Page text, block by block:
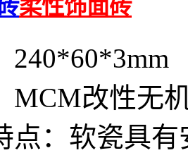
柔性饰面砖
240*60*3mm
MCM改性无
点：软瓷具